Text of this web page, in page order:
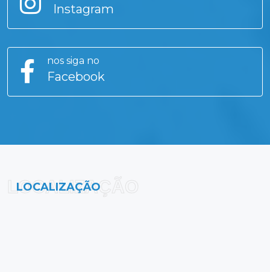
Instagram
nos siga no
Facebook
LOCALIZAÇÃO
LOCALIZAÇÃO